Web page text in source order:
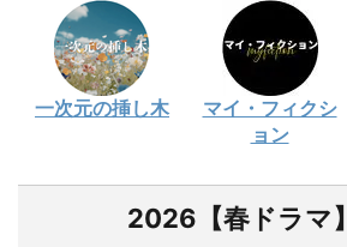
一次元の挿し木
マイ・フィクシ
ョン
2026【春ドラマ